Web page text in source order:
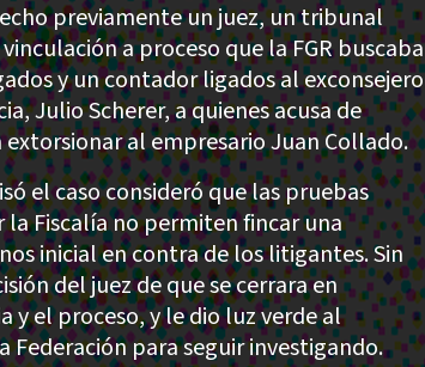
previamente un juez, un tribunal
a proceso que la FGR buscaba
y un contador ligados al exconsejero
Julio Scherer, a quienes acusa de
al empresario Juan Collado.
el caso consideró que las pruebas
Fiscalía no permiten fincar una
inicial en contra de los litigantes. Sin
del juez de que se cerrara en
y el proceso, y le dio luz verde al
Federación para seguir investigando.